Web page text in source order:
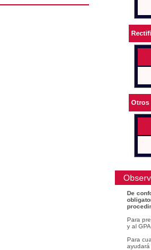
Otros
De
Para
y al
Para
ayudará